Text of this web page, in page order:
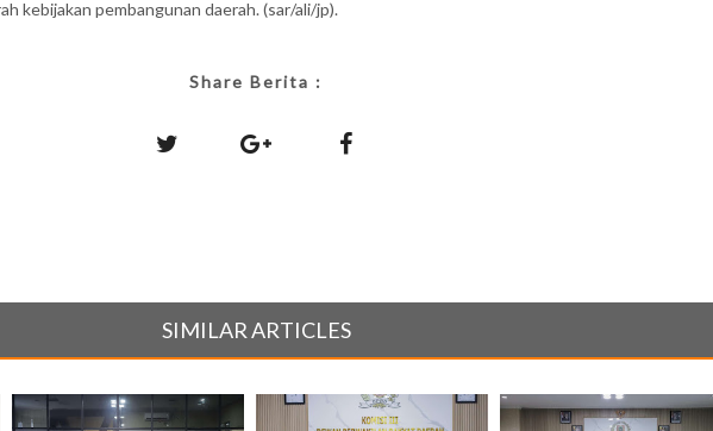
kebijakan pembangunan daerah. (sar/ali/jp).
Share Berita :
SIMILAR ARTICLES